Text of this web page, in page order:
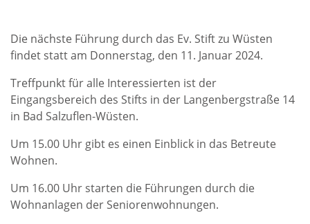
Die nächste Führung durch das Ev. Stift zu Wüsten
findet statt am Donnerstag, den 11. Januar 2024.
Treffpunkt für alle Interessierten ist der
Eingangsbereich des Stifts in der Langenbergstraße 14
in Bad Salzuflen-Wüsten.
Um 15.00 Uhr gibt es einen Einblick in das Betreute
Wohnen.
Um 16.00 Uhr starten die Führungen durch die
Wohnanlagen der Seniorenwohnungen.